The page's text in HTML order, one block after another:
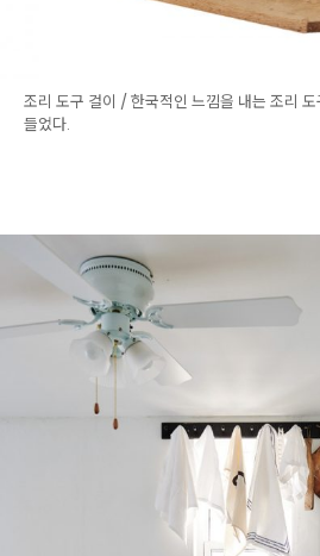
조리 도구 걸이 / 한국적인 느낌을 내는 조리
들었다.